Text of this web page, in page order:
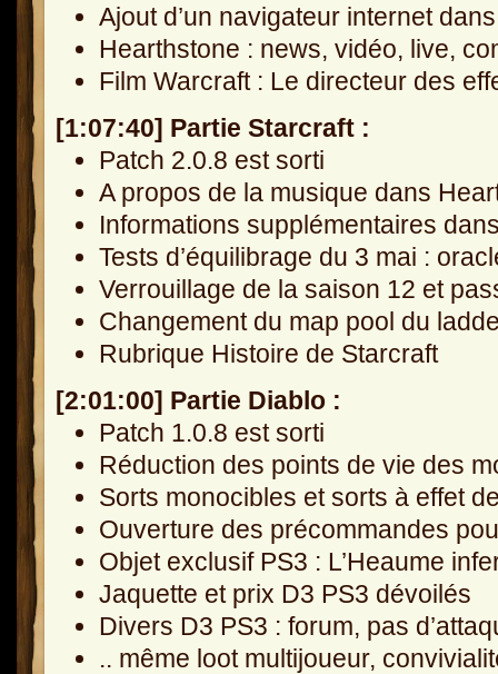
Ajout d’un navigateur internet
Hearthstone : news, vidéo, live,
Film Warcraft : Le directeur des
[1:07:40] Partie Starcraft :
Patch 2.0.8 est sorti
A propos de la musique dans
Informations supplémentaires
Tests d’équilibrage du 3 mai :
Verrouillage de la saison 12 et
Changement du map pool du
Rubrique Histoire de Starcraft
[2:01:00] Partie Diablo :
Patch 1.0.8 est sorti
Réduction des points de vie des
Sorts monocibles et sorts à effet
Ouverture des précommandes
Objet exclusif PS3 : L’Heaume
Jaquette et prix D3 PS3 dévoilés
Divers D3 PS3 : forum, pas
.. même loot multijoueur,